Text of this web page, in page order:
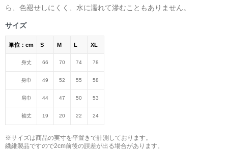
ら、色褪せしにくく、水に濡れて滲むこともありません。
サイズ
単位：cm S M L XL
身丈 66 70 74 78
身巾 49 52 55 58
肩巾 44 47 50 53
袖丈 19 20 22 24
※サイズは商品の実寸を平置きで計測しております。
繊維製品ですので2cm前後の誤差が出る場合があります。